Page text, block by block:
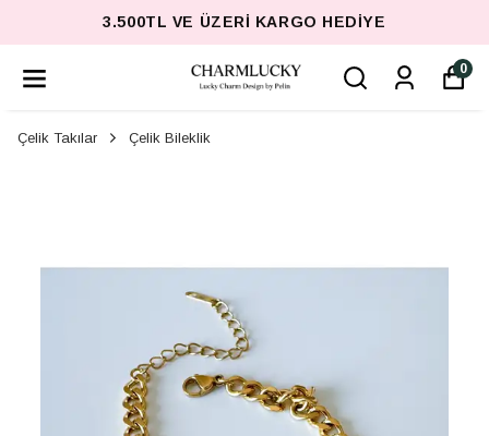
3.500TL VE ÜZERI KARGO HEDIYE
0
Çelik Takılar Çelik Bileklik